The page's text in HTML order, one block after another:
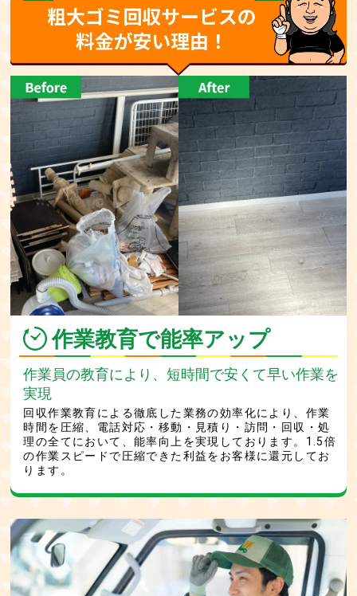
作業教育で能率アップ
作業員の教育により、短時間で安くて早い作業を
実現
回収作業教育による徹底した業務の効率化により、作業
時間を圧縮、電話対応・移動・見積り・訪問・回収・処
理の全てにおいて、能率向上を実現しております。1.5倍
の作業スピードで圧縮できた利益をお客様に還元してお
ります。